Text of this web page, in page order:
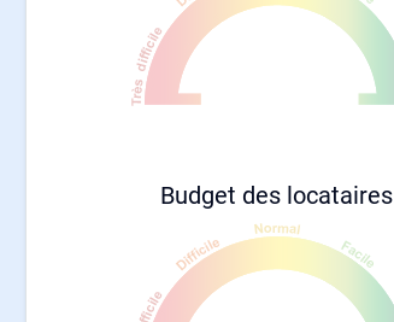
Budget des locataires